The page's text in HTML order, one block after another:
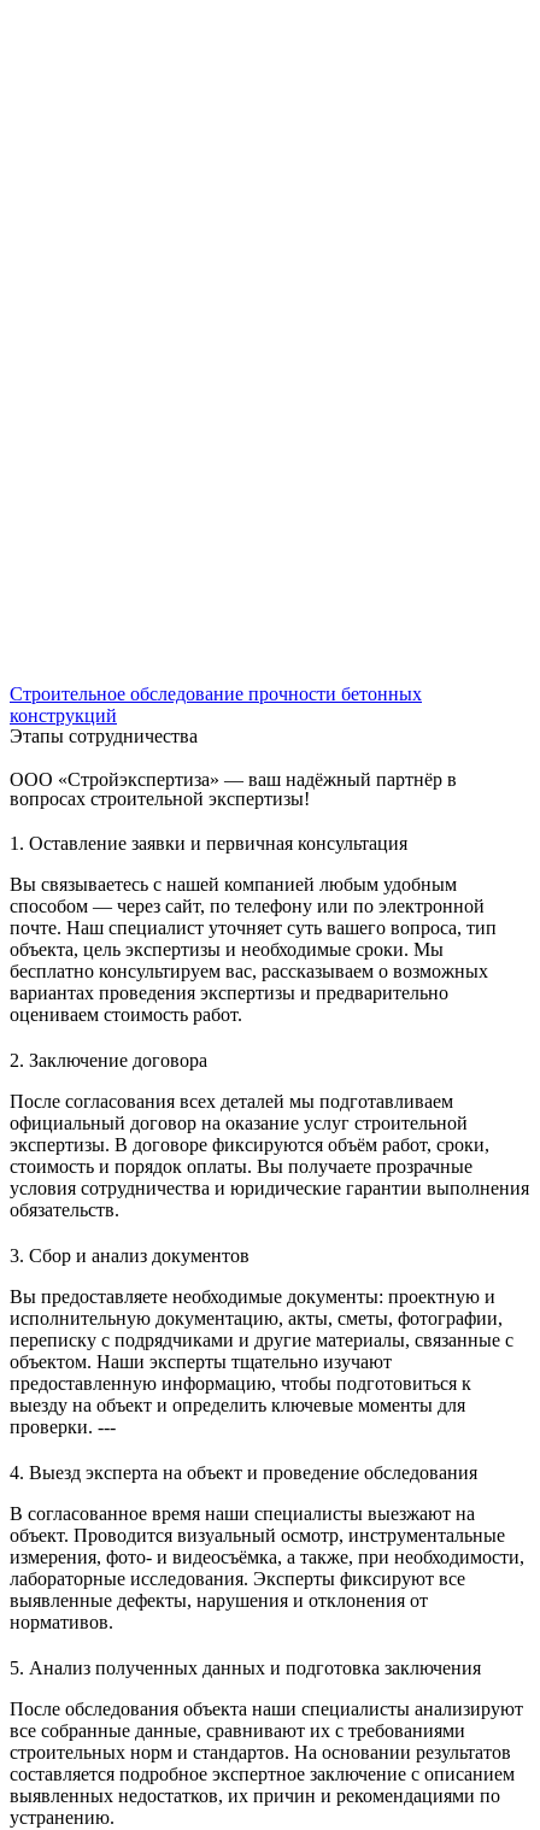
Строительное обследование прочности бетонных
конструкций
Этапы сотрудничества
ООО «Стройэкспертиза» — ваш надёжный партнёр в
вопросах строительной экспертизы!
1. Оставление заявки и первичная консультация
Вы связываетесь с нашей компанией любым удобным
способом — через сайт, по телефону или по электронной
почте. Наш специалист уточняет суть вашего вопроса, тип
объекта, цель экспертизы и необходимые сроки. Мы
бесплатно консультируем вас, рассказываем о возможных
вариантах проведения экспертизы и предварительно
оцениваем стоимость работ.
2. Заключение договора
После согласования всех деталей мы подготавливаем
официальный договор на оказание услуг строительной
экспертизы. В договоре фиксируются объём работ, сроки,
стоимость и порядок оплаты. Вы получаете прозрачные
условия сотрудничества и юридические гарантии выполнения
обязательств.
3. Сбор и анализ документов
Вы предоставляете необходимые документы: проектную и
исполнительную документацию, акты, сметы, фотографии,
переписку с подрядчиками и другие материалы, связанные с
объектом. Наши эксперты тщательно изучают
предоставленную информацию, чтобы подготовиться к
выезду на объект и определить ключевые моменты для
проверки. ---
4. Выезд эксперта на объект и проведение обследования
В согласованное время наши специалисты выезжают на
объект. Проводится визуальный осмотр, инструментальные
измерения, фото- и видеосъёмка, а также, при необходимости,
лабораторные исследования. Эксперты фиксируют все
выявленные дефекты, нарушения и отклонения от
нормативов.
5. Анализ полученных данных и подготовка заключения
После обследования объекта наши специалисты анализируют
все собранные данные, сравнивают их с требованиями
строительных норм и стандартов. На основании результатов
составляется подробное экспертное заключение с описанием
выявленных недостатков, их причин и рекомендациями по
устранению.